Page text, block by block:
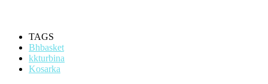
TAGS
Bhbasket
kkturbina
Kosarka